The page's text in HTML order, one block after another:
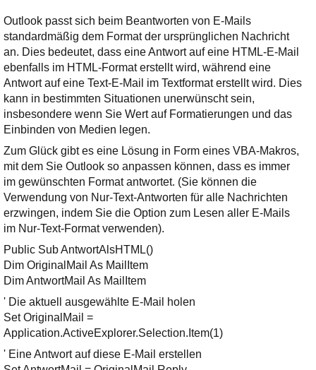
Outlook passt sich beim Beantworten von E-Mails
standardmäßig dem Format der ursprünglichen Nachricht
an. Dies bedeutet, dass eine Antwort auf eine HTML-E-Mail
ebenfalls im HTML-Format erstellt wird, während eine
Antwort auf eine Text-E-Mail im Textformat erstellt wird. Dies
kann in bestimmten Situationen unerwünscht sein,
insbesondere wenn Sie Wert auf Formatierungen und das
Einbinden von Medien legen.
Zum Glück gibt es eine Lösung in Form eines VBA-Makros,
mit dem Sie Outlook so anpassen können, dass es immer
im gewünschten Format antwortet. (Sie können die
Verwendung von Nur-Text-Antworten für alle Nachrichten
erzwingen, indem Sie die Option zum Lesen aller E-Mails
im Nur-Text-Format verwenden).
Public Sub AntwortAlsHTML()
Dim OriginalMail As MailItem
Dim AntwortMail As MailItem
' Die aktuell ausgewählte E-Mail holen
Set OriginalMail =
Application.ActiveExplorer.Selection.Item(1)
' Eine Antwort auf diese E-Mail erstellen
bereithält!
Wie z.B. Outlook,
GMail, Thunderbird
oder auch
KuNoMail, usw.
Ihre E-Mail
Adresse:
E-Mail
E-Mail bestätigen